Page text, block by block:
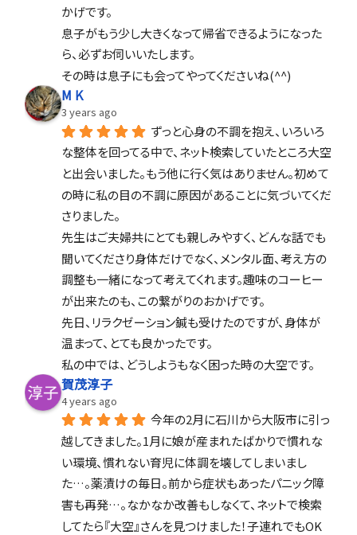
かげです。
息子がもう少し大きくなって帰省できるようになった
ら、必ずお伺いいたします。
その時は息子にも会ってやってくださいね(^^)
M K
3 years ago
ずっと心身の不調を抱え、いろいろ
な整体を回ってる中で、ネット検索していたところ大空
と出会いました。もう他に行く気はありません。初めて
の時に私の目の不調に原因があることに気づいてくだ
さりました。
先生はご夫婦共にとても親しみやすく、どんな話でも
聞いてくださり身体だけでなく、メンタル面、考え方の
調整も一緒になって考えてくれます。趣味のコーヒー
が出来たのも、この繋がりのおかげです。
先日、リラクゼーション鍼も受けたのですが、身体が
温まって、とても良かったです。
私の中では、どうしようもなく困った時の大空です。
賀茂淳子
4 years ago
今年の2月に石川から大阪市に引っ
越してきました。1月に娘が産まれたばかりで慣れな
い環境、慣れない育児に体調を壊してしまいまし
た…。薬漬けの毎日。前から症状もあったパニック障
害も再発…。なかなか改善もしなくて、ネットで検索
してたら『大空』さんを見つけました！子連れでもOK